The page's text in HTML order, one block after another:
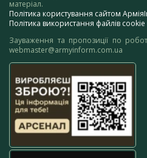
матеріал.
Політика користування сайтом
Політика використання файлів cookie
Зауваження та пропозиції по
webmaster@armyinform.com.ua